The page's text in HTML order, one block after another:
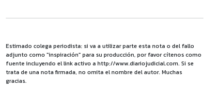
Estimado colega periodista: si va a utilizar parte esta nota o del fallo
adjunto como "inspiración" para su producción, por favor cítenos como
fuente incluyendo el link activo a http://www.diariojudicial.com. Si se
trata de una nota firmada, no omita el nombre del autor. Muchas
gracias.